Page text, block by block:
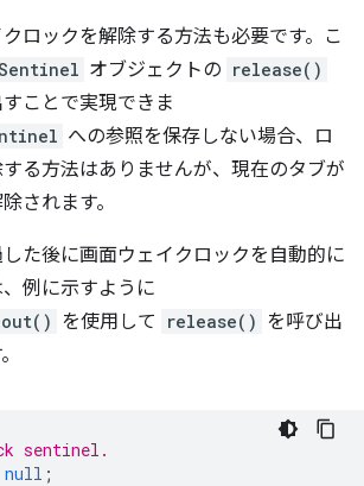
ロックを解除する方法も必要です。こ
オブジェクトの release()
ことで実現できま
への参照を保存しない場合、ロ
る方法はありませんが、現在のタブが
されます。
た後に画面ウェイクロックを自動的に
例に示すように
を使用して release() を呼び出
sentinel.
null ;